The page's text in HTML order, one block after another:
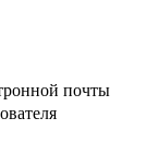
почты